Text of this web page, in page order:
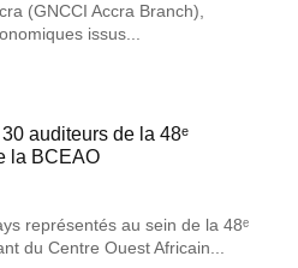
(GNCCI Accra Branch),
issus...
auditeurs de la 48ᵉ
la BCEAO
représentés au sein de la 48ᵉ
du Centre Ouest Africain...